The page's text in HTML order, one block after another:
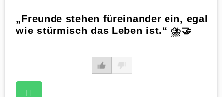
„Freunde stehen füreinander ein, egal
wie stürmisch das Leben ist.“ ⛈️🤝